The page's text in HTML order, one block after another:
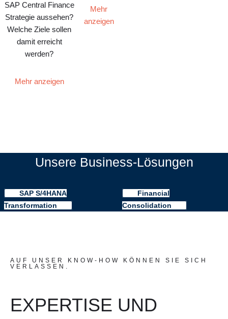
SAP Central Finance
Strategie aussehen?
Welche Ziele sollen
damit erreicht
werden?
Mehr anzeigen
Mehr
anzeigen
Unsere Business-Lösungen
SAP S/4HANA
Transformation
Financial
Consolidation
AUF UNSER KNOW-HOW KÖNNEN SIE SICH
VERLASSEN.
EXPERTISE UND